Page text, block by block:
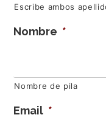
Escribe ambos
Nombre *
Nombre de pila
Email *